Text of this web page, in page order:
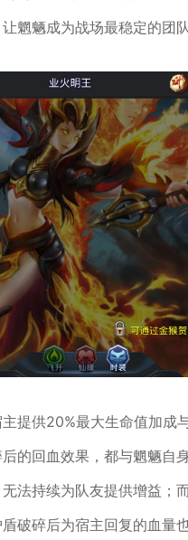
魍魉成为战场最稳定的团队
提供20%最大生命值加成
的回血效果，都与魍魉自
法持续为队友提供增益；
破碎后为宿主回复的血量